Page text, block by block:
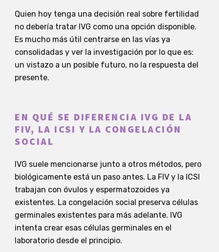
Quien hoy tenga una decisión real sobre fertilidad
no debería tratar IVG como una opción disponible.
Es mucho más útil centrarse en las vías ya
consolidadas y ver la investigación por lo que es:
un vistazo a un posible futuro, no la respuesta del
presente.
EN QUÉ SE DIFERENCIA IVG DE LA
FIV, LA ICSI Y LA CONGELACIÓN
SOCIAL
IVG suele mencionarse junto a otros métodos, pero
biológicamente está un paso antes. La FIV y la ICSI
trabajan con óvulos y espermatozoides ya
existentes. La congelación social preserva células
germinales existentes para más adelante. IVG
intenta crear esas células germinales en el
laboratorio desde el principio.